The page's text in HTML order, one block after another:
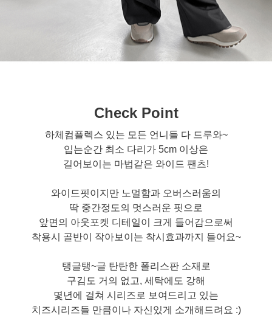
Check Point
하체컴플렉스 있는 모든 언니들 다 드루와~
입는순간 최소 다리가 5cm 이상은
길어보이는 마법같은 와이드 팬츠!
와이드핏이지만 노멀함과 오버스러움의
딱 중간정도의 멋스러운 핏으로
앞면의 아웃포켓 디테일이 크게 들어감으로써
착용시 골반이 작아보이는 착시효과까지 들어요~
탱글탱~글 탄탄한 폴리스판 소재로
구김도 거의 없고, 세탁에도 강해
몇년에 걸쳐 시리즈로 보여드리고 있는
치즈시리즈들 만큼이나 자신있게 소개해드려요 :)